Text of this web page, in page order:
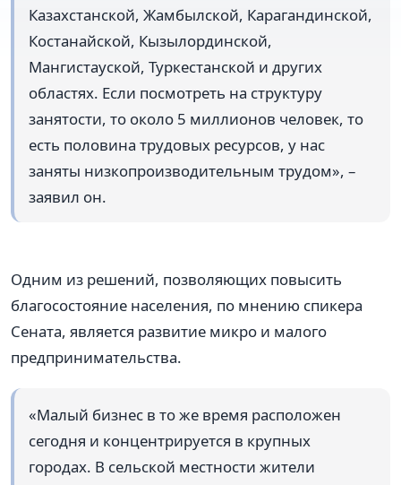
Казахстанской, Жамбылской, Карагандинской,
Костанайской, Кызылординской,
Мангистауской, Туркестанской и других
областях. Если посмотреть на структуру
занятости, то около 5 миллионов человек, то
есть половина трудовых ресурсов, у нас
заняты низкопроизводительным трудом», –
заявил он.
Одним из решений, позволяющих повысить
благосостояние населения, по мнению спикера
Сената, является развитие микро и малого
предпринимательства.
«Малый бизнес в то же время расположен
сегодня и концентрируется в крупных
городах. В сельской местности жители